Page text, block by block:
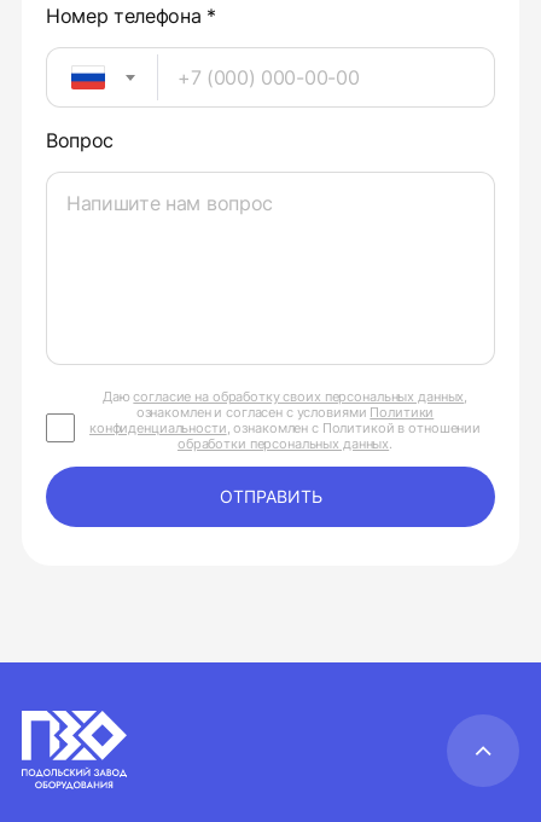
Номер телефона *
Вопрос
Даюсогласие на обработку своих персональных данных,
ознакомлен и согласен с условиями Политики
конфиденциальности, ознакомлен с Политикой в отношении
обработки персональных данных.
ОТПРАВИТЬ